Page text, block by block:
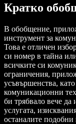
Кратко
В обобщение,
инструмент за
Това е отличен
си номер в тайна
всичките си
ограничения,
усъвършенства,
комуникационни
би трябвало вече да
услугата,
останалите